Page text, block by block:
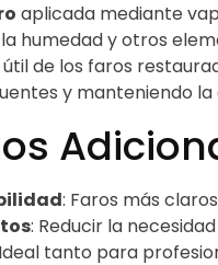
aplicada mediante
humedad y otros
de los faros
y manteniendo
: Faros más
: Reducir la
tanto para